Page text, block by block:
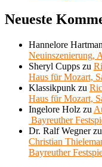
Neueste
Hannelore
Neuinszenierung,
Sheryl Cupps zu
Haus für Mozart,
Klassikpunk zu
Haus für Mozart,
Ingelore Holz zu
Bayreuther
Dr. Ralf Wegnerzu
Christian
Bayreuther